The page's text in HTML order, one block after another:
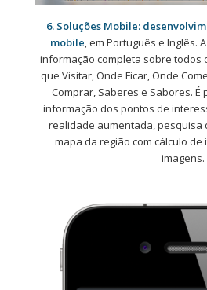
6. Soluções Mobile:
mobile, em Português e Inglês.
informação completa sobre todos
que Visitar, Onde Ficar, Onde
Comprar, Saberes e Sabores.
informação dos pontos de
realidade aumentada, pesquisa
mapa da região com cálculo
imagens.